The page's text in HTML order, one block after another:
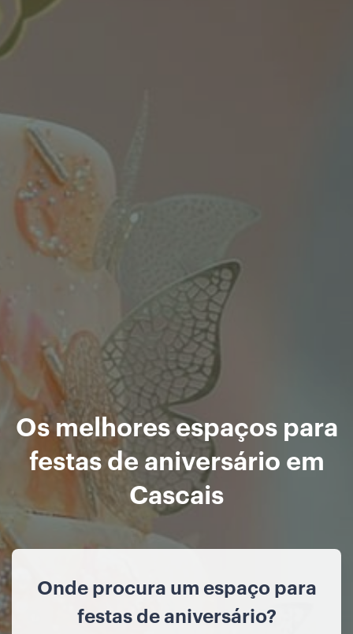
Os melhores espaços para
festas de aniversário em
Cascais
Onde procura um espaço para
festas de aniversário?